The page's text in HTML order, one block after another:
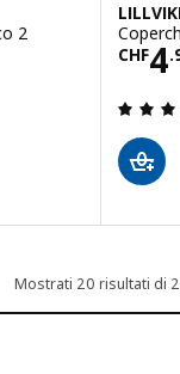
2
3.3 fuori da 5
CHF4.
Mostrati 20 risultati di